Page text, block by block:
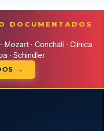
DOCUMENTADOS
Mozart · Conchalí · Clínica
· Schindler
→